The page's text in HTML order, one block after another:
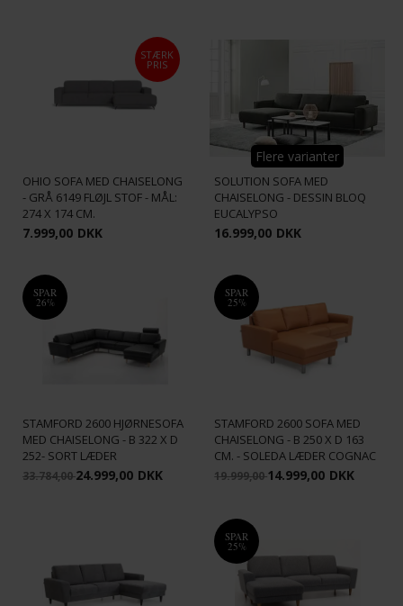
STÆRK
PRIS
OHIO SOFA MED CHAISELONG
- GRÅ 6149 FLØJL STOF - MÅL:
274 X 174 CM.
7.999,00 DKK
Flere varianter
SOLUTION SOFA MED
CHAISELONG - DESSIN BLOQ
EUCALYPSO
16.999,00 DKK
SPAR
26%
STAMFORD 2600 HJØRNESOFA
MED CHAISELONG - B 322 X D
252- SORT LÆDER
33.784,0024.999,00 DKK
SPAR
25%
STAMFORD 2600 SOFA MED
CHAISELONG - B 250 X D 163
CM. - SOLEDA LÆDER COGNAC
19.999,0014.999,00 DKK
SPAR
25%